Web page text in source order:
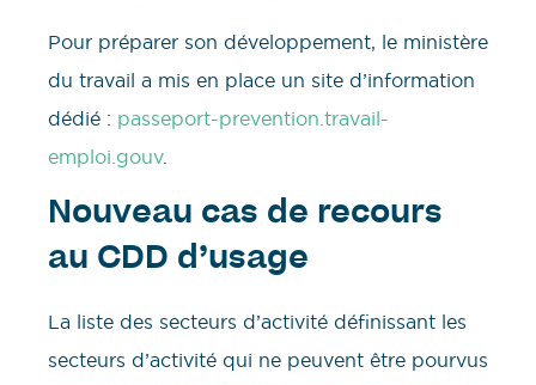
Pour préparer son développement, le ministère
du travail a mis en place un site d’information
dédié : passeport-prevention.travail-
emploi.gouv.
Nouveau cas de recours
au CDD d’usage
La liste des secteurs d’activité définissant les
secteurs d’activité qui ne peuvent être pourvus